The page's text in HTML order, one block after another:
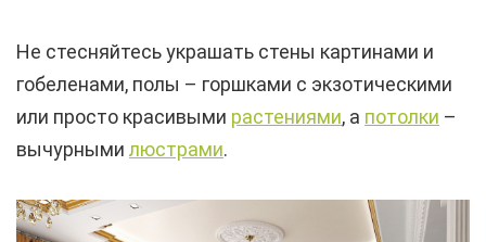
Не стесняйтесь украшать стены картинами и
гобеленами, полы – горшками с экзотическими
или просто красивыми растениями, а потолки –
вычурными люстрами.